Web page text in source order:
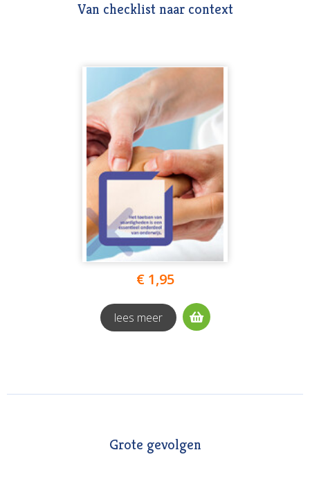
Van checklist naar context
€ 1,95
lees meer
Grote gevolgen